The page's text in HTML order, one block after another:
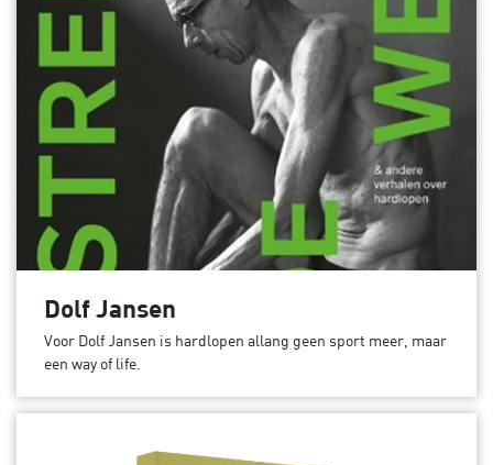
Dolf Jansen
Voor Dolf Jansen is hardlopen allang geen sport meer, maar
een way of life.